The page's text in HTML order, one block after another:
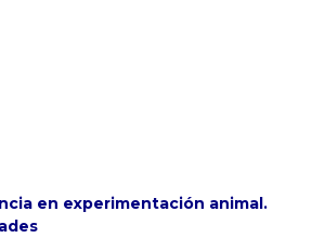
en experimentación animal.